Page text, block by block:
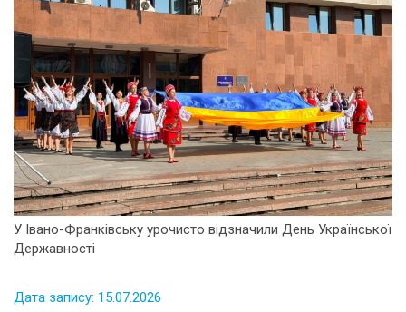
У Івано-Франківську урочисто відзначили День Української
Державності
Дата запису: 15.07.2026